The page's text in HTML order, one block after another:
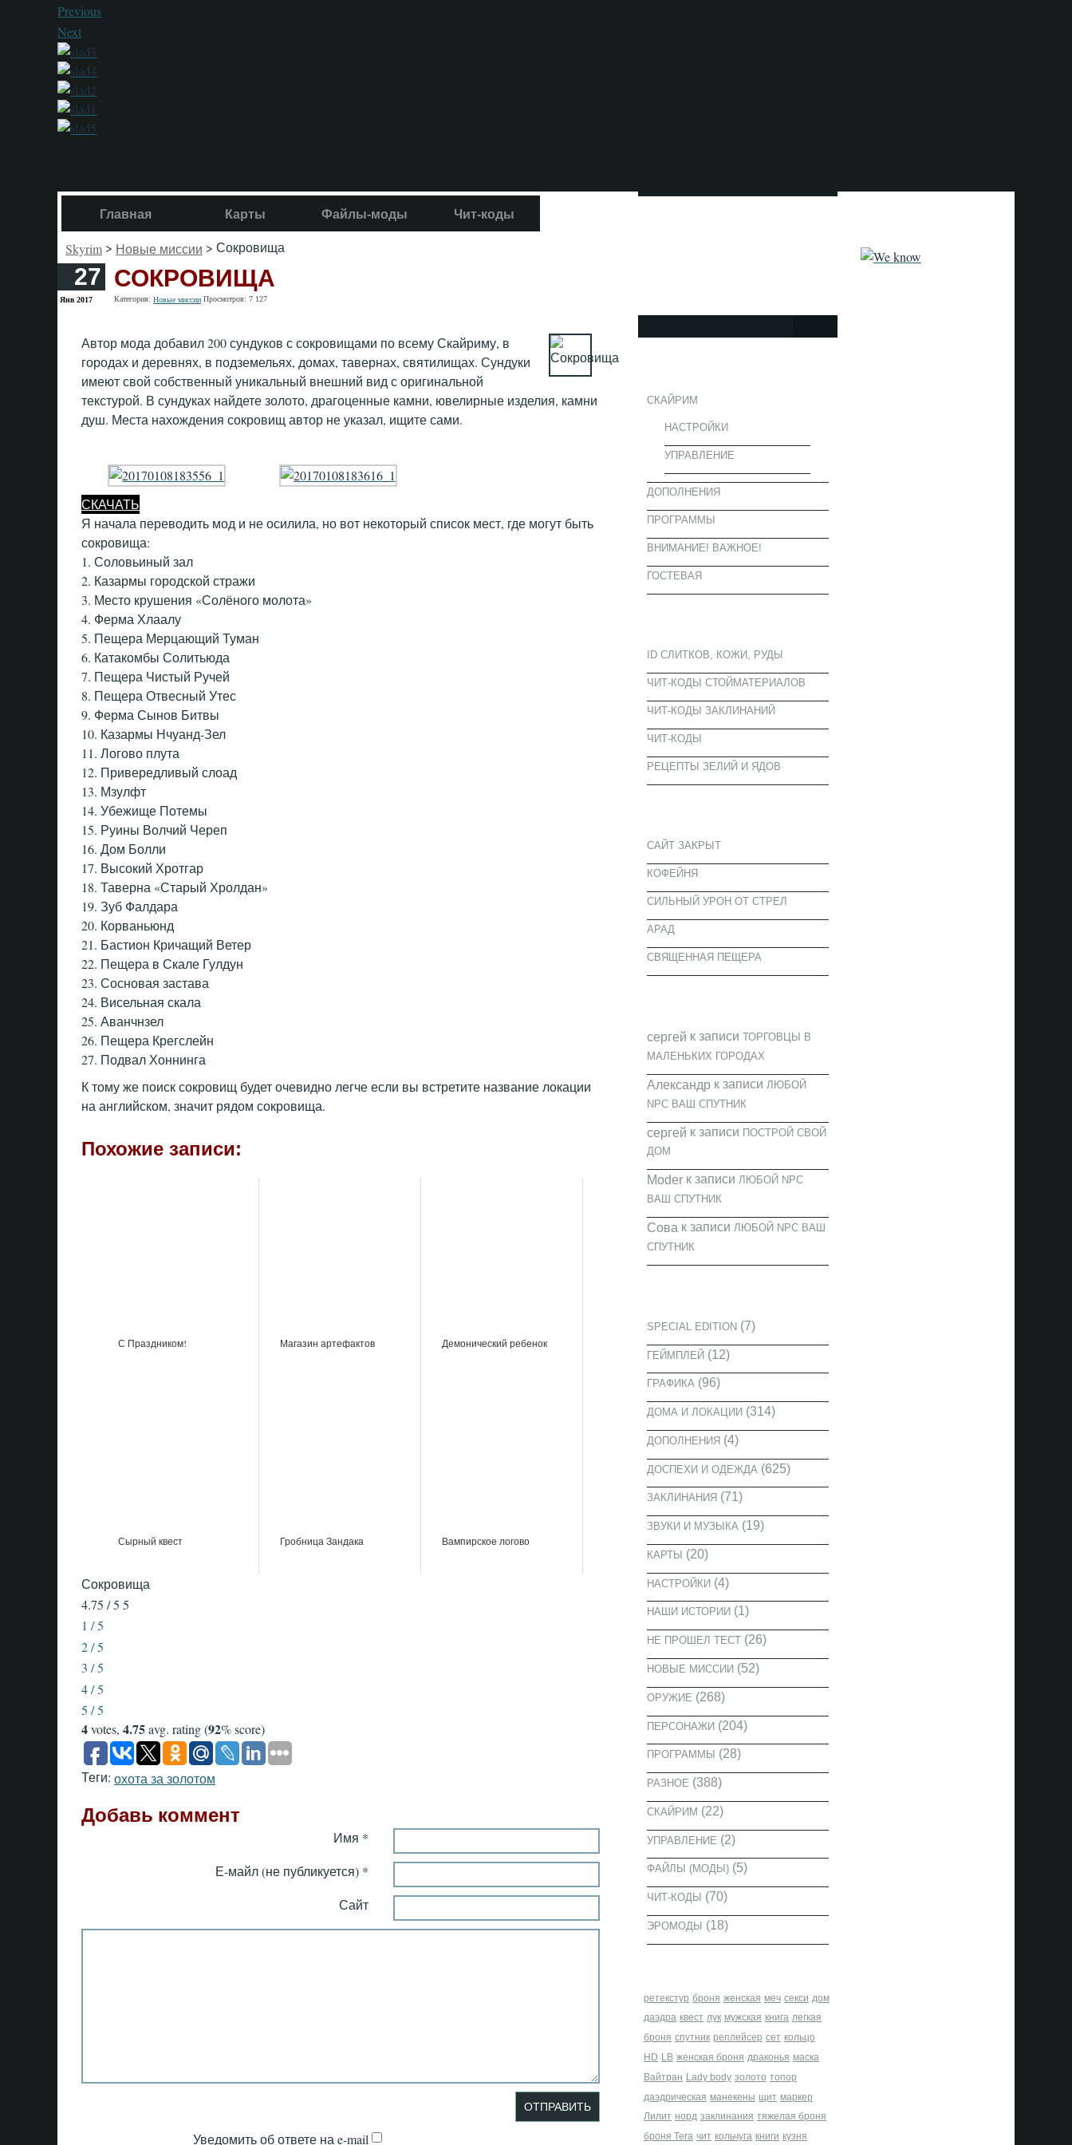
Previous
Next
Главная Карты Файлы-моды Чит-коды
Skyrim > Новые миссии > Сокровища
27
Янв 2017
СОКРОВИЩА
Категория: Новые миссии Просмотров: 7 127
Автор мода добавил 200 сундуков с сокровищами по всему Скайриму, в
городах и деревнях, в подземельях, домах, тавернах, святилищах. Сундуки
имеют свой собственный уникальный внешний вид с оригинальной
текстурой. В сундуках найдете золото, драгоценные камни, ювелирные изделия, камни
душ. Места нахождения сокровищ автор не указал, ищите сами.
СКАЧАТЬ
Я начала переводить мод и не осилила, но вот некоторый список мест, где могут быть
сокровища:
1. Соловьиный зал
2. Казармы городской стражи
3. Место крушения «Солёного молота»
4. Ферма Хлаалу
5. Пещера Мерцающий Туман
6. Катакомбы Солитьюда
7. Пещера Чистый Ручей
8. Пещера Отвесный Утес
9. Ферма Сынов Битвы
10. Казармы Нчуанд-Зел
11. Логово плута
12. Привередливый слоад
13. Мзулфт
14. Убежище Потемы
15. Руины Волчий Череп
16. Дом Болли
17. Высокий Хротгар
18. Таверна «Старый Хролдан»
19. Зуб Фалдара
20. Корваньюнд
21. Бастион Кричащий Ветер
22. Пещера в Скале Гулдун
23. Сосновая застава
24. Висельная скала
25. Аванчнзел
26. Пещера Крегслейн
27. Подвал Хоннинга
К тому же поиск сокровищ будет очевидно легче если вы встретите название локации
на английском, значит рядом сокровища.
Похожие записи:
С Праздником! Магазин артефактов Демонический ребенок
Сырный квест Гробница Зандака Вампирское логово
Сокровища
4.75 / 5 5
1 / 5
2 / 5
3 / 5
4 / 5
5 / 5
4votes, 4.75avg. rating (92% score)
Теги: охота за золотом
Добавь коммент
Имя *
Е-майл (не публикуется) *
Сайт
Уведомить об ответе на e-mail
СКАЙРИМ
НАСТРОЙКИ
УПРАВЛЕНИЕ
ДОПОЛНЕНИЯ
ПРОГРАММЫ
ВНИМАНИЕ! ВАЖНОЕ!
ГОСТЕВАЯ
ID СЛИТКОВ, КОЖИ, РУДЫ
ЧИТ-КОДЫ СТОЙМАТЕРИАЛОВ
ЧИТ-КОДЫ ЗАКЛИНАНИЙ
ЧИТ-КОДЫ
РЕЦЕПТЫ ЗЕЛИЙ И ЯДОВ
САЙТ ЗАКРЫТ
КОФЕЙНЯ
CИЛЬНЫЙ УРОН ОТ СТРЕЛ
АРАД
СВЯЩЕННАЯ ПЕЩЕРА
cергей к записи ТОРГОВЦЫ В
МАЛЕНЬКИХ ГОРОДАХ
Александрк записи ЛЮБОЙ
NPC ВАШ СПУТНИК
cергей к записи ПОСТРОЙ СВОЙ
ДОМ
Moderк записи ЛЮБОЙ NPC
ВАШ СПУТНИК
Сова к записи ЛЮБОЙ NPC ВАШ
СПУТНИК
SPECIAL EDITION(7)
ГЕЙМПЛЕЙ(12)
ГРАФИКА (96)
ДОМА И ЛОКАЦИИ(314)
ДОПОЛНЕНИЯ(4)
ДОСПЕХИ И ОДЕЖДА (625)
ЗАКЛИНАНИЯ(71)
ЗВУКИ И МУЗЫКА (19)
КАРТЫ (20)
НАСТРОЙКИ(4)
НАШИ ИСТОРИИ(1)
НЕ ПРОШЕЛ ТЕСТ(26)
НОВЫЕ МИССИИ(52)
ОРУЖИЕ (268)
ПЕРСОНАЖИ(204)
ПРОГРАММЫ (28)
РАЗНОЕ (388)
СКАЙРИМ (22)
УПРАВЛЕНИЕ (2)
ФАЙЛЫ (МОДЫ)(5)
ЧИТ-КОДЫ (70)
ЭРОМОДЫ (18)
ретекстур броня женская меч секси дом
даэдра квест лук мужская книга легкая
броня спутник реплейсер сет кольцо
HD LB женская броня драконья маска
Вайтран Lady body золото топор
даэдрическая манекены щит маркер
Лилит норд заклинания тяжелая броня
броня Tera чит кольчуга книги кузня